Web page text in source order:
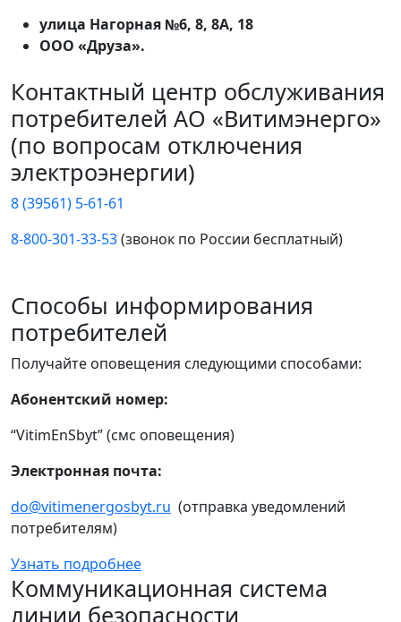
улица Нагорная №6, 8, 8А, 18
ООО «Друза».
Контактный центр обслуживания
потребителей АО «Витимэнерго»
(по вопросам отключения
электроэнергии)
8 (39561) 5-61-61
8-800-301-33-53(звонок по России бесплатный)
Способы информирования
потребителей
Получайте оповещения следующими способами:
Абонентский номер:
“VitimEnSbyt” (смс оповещения)
Электронная почта:
do@vitimenergosbyt.ru (отправка уведомлений
потребителям)
Узнать подробнее
Коммуникационная система
линии безопасности